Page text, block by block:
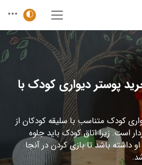
پوستر دیواری کودک با
کودک متناسب با سلیقه کودکان از
است. زیرا اتاق کودک باید جلوه
داشته باشد تا بازی کردن در آنجا